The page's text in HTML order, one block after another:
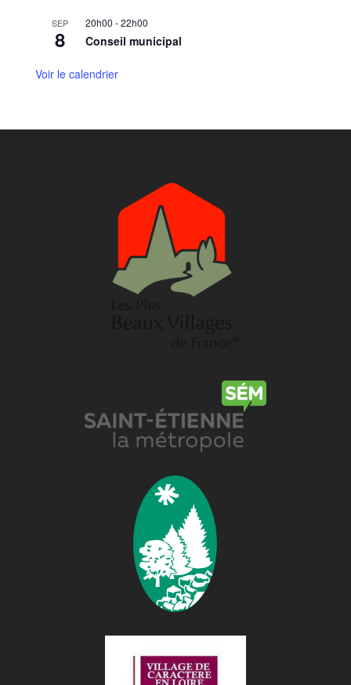
SEP
8
20h00 -22h00
Conseil municipal
Voir le calendrier